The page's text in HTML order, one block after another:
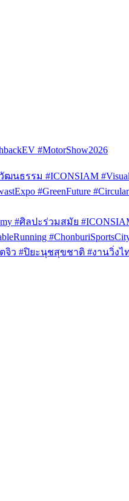
#MotorShow2026
นธรรม #ICONSIAM
#GreenFuture
#ศิลปะร่วมสมัย
ตจิว #ปิยะนุชสุขชาติ #งานวิ่ง